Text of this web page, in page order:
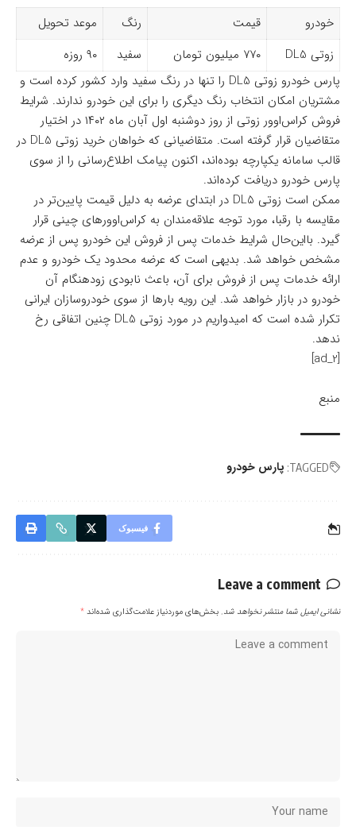
خودرو قیمت رنگ
موعد تحویل
زوتی DL5
۷۷۰ میلیون تومان سفید
۹۰ روزه
پارس خودرو زوتی DL5 را تنها در رنگ سفید وارد کشور کرده است و
مشتریان امکان انتخاب رنگ دیگری را برای این خودرو ندارند. شرایط
فروش کراس‌اوور زوتی از روز دوشنبه اول آبان ماه ۱۴۰۲ در اختیار
متقاضیان قرار گرفته است. متقاضیانی که خواهان خرید زوتی DL5 در
قالب سامانه یکپارچه بوده‌اند، اکنون پیامک اطلاع‌رسانی را از سوی
پارس خودرو دریافت کرده‌اند.
ممکن است زوتی DL5 در ابتدای عرضه به دلیل قیمت پایین‌تر در
مقایسه با رقبا، مورد توجه علاقه‌مندان به کراس‌اوورهای چینی قرار
گیرد. بااین‌حال شرایط خدمات پس از فروش این خودرو پس از عرضه
مشخص خواهد شد. بدیهی است که عرضه محدود یک خودرو و عدم
ارائه خدمات پس از فروش برای آن، باعث نابودی زودهنگام آن
خودرو در بازار خواهد شد. این رویه بارها از سوی خودروسازان ایرانی
تکرار شده است که امیدواریم در مورد زوتی DL5 چنین اتفاقی رخ
ندهد.
[ad_2]
منبع
TAGGED: پارس خودرو
فیسبوک
Leave a comment
نشانی ایمیل شما منتشر نخواهد شد. بخش‌های موردنیاز علامت‌گذاری شده‌اند*